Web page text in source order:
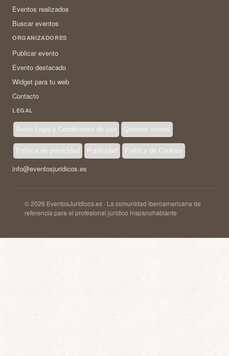
Eventos realizados
Buscar eventos
ORGANIZADORES
Publicar evento
Evento destacado
Widget para tu web
Contacto
LEGAL
Aviso Legal y Condiciones de uso Quienes somos
Política de privacidad Publicidad Política de Cookies
info@eventosjuridicos.es
© 2026 EventosJurídicos.es · La comunidad iberoamericana de
referencia para el profesional jurídico hispanohablante